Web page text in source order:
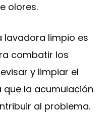
olores.
lavadora limpio es
combatir los
y limpiar el
la acumulación
al problema.